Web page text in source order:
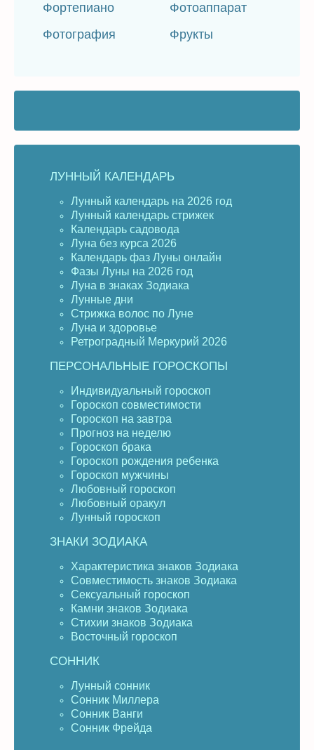
Фортепиано
Фотоаппарат
Фотография
Фрукты
ЛУННЫЙ КАЛЕНДАРЬ
Лунный календарь на 2026 год
Лунный календарь стрижек
Календарь садовода
Луна без курса 2026
Календарь фаз Луны онлайн
Фазы Луны на 2026 год
Луна в знаках Зодиака
Лунные дни
Стрижка волос по Луне
Луна и здоровье
Ретроградный Меркурий 2026
ПЕРСОНАЛЬНЫЕ ГОРОСКОПЫ
Индивидуальный гороскоп
Гороскоп совместимости
Гороскоп на завтра
Прогноз на неделю
Гороскоп брака
Гороскоп рождения ребенка
Гороскоп мужчины
Любовный гороскоп
Любовный оракул
Лунный гороскоп
ЗНАКИ ЗОДИАКА
Характеристика знаков Зодиака
Совместимость знаков Зодиака
Сексуальный гороскоп
Камни знаков Зодиака
Стихии знаков Зодиака
Восточный гороскоп
СОННИК
Лунный сонник
Сонник Миллера
Сонник Ванги
Сонник Фрейда